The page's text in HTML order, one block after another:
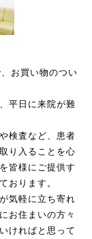
お買い物のつい
平日に来院が難
検査など、患者
り入ることを心
皆様にご提供す
おります。
気軽に立ち寄れ
お住まいの方々
ければと思って